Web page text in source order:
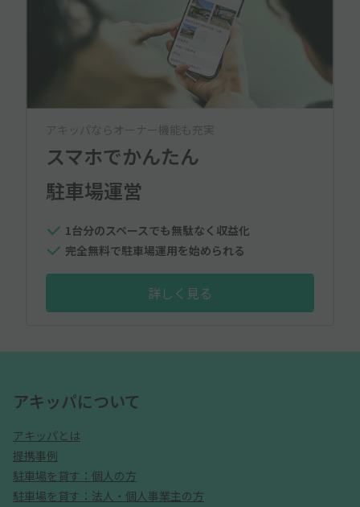
アキッパならオーナー機能も充実
スマホでかんたん
駐車場運営
1台分のスペースでも無駄なく収益化
完全無料で駐車場運用を始められる
詳しく見る
アキッパについて
アキッパとは
提携事例
駐車場を貸す：個人の方
駐車場を貸す：法人・個人事業主の方